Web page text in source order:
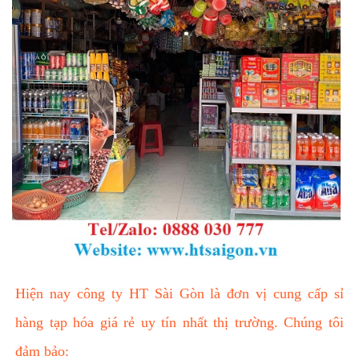
Hiện nay công ty HT Sài Gòn là đơn vị cung cấp sỉ
hàng tạp hóa giá rẻ uy tín nhất thị trường. Chúng tôi
đảm bảo: